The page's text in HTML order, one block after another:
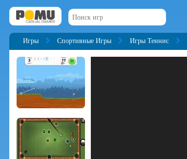
Игры Спортивные Игры Игры Теннис